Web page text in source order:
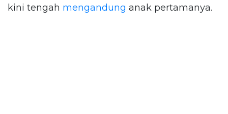
kini tengah mengandung anak pertamanya.